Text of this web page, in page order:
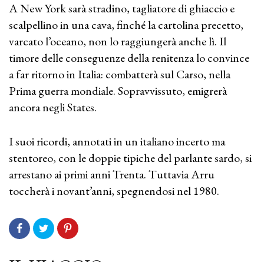
A New York sarà stradino, tagliatore di ghiaccio e
scalpellino in una cava, finché la cartolina precetto,
varcato l’oceano, non lo raggiungerà anche lì. Il
timore delle conseguenze della renitenza lo convince
a far ritorno in Italia: combatterà sul Carso, nella
Prima guerra mondiale. Sopravvissuto, emigrerà
ancora negli States.
I suoi ricordi, annotati in un italiano incerto ma
stentoreo, con le doppie tipiche del parlante sardo, si
arrestano ai primi anni Trenta. Tuttavia Arru
toccherà i novant’anni, spegnendosi nel 1980.